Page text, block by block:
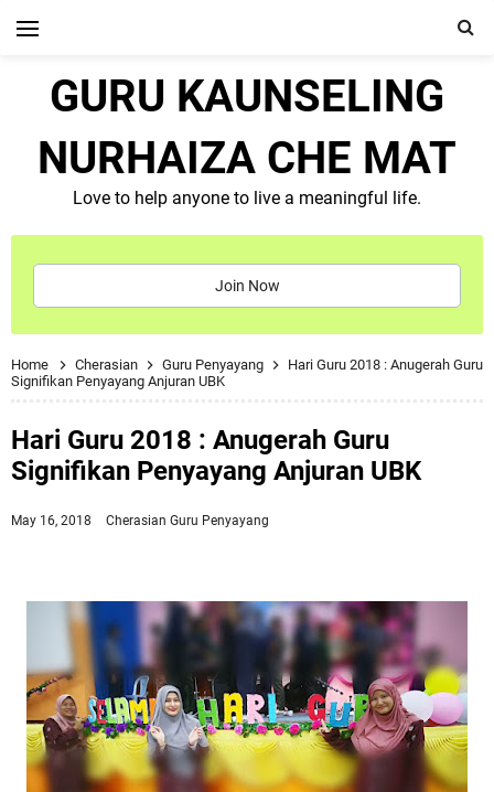
GURU KAUNSELING
NURHAIZA CHE MAT
Love to help anyone to live a meaningful life.
Join Now
Home Cherasian Guru Penyayang
Hari Guru 2018 : Anugerah Guru
Signifikan Penyayang Anjuran UBK
Hari Guru 2018 : Anugerah Guru
Signifikan Penyayang Anjuran UBK
May 16, 2018 Cherasian Guru Penyayang